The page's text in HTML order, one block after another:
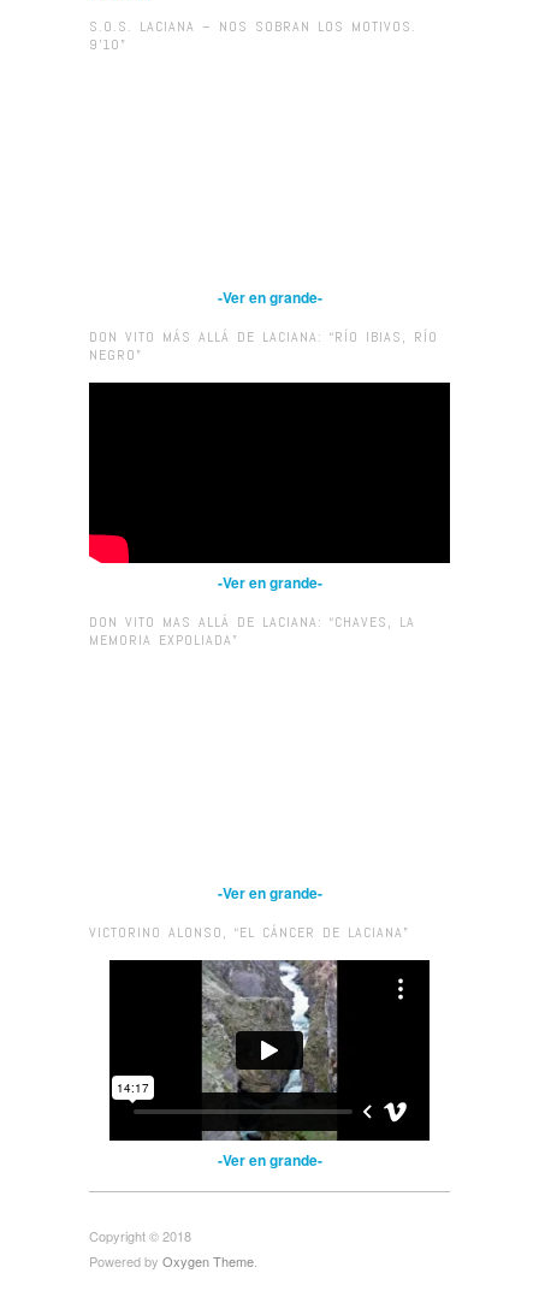
S.O.S. LACIANA – NOS SOBRAN LOS MOTIVOS.
9’10”
-Ver en grande-
DON VITO MÁS ALLÁ DE LACIANA: “RÍO IBIAS, RÍO
NEGRO”
-Ver en grande-
DON VITO MAS ALLÁ DE LACIANA: “CHAVES, LA
MEMORIA EXPOLIADA”
-Ver en grande-
VICTORINO ALONSO, “EL CÁNCER DE LACIANA”
-Ver en grande-
Copyright © 2018
Powered by Oxygen Theme.